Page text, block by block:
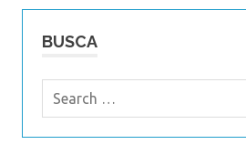
BUSCA